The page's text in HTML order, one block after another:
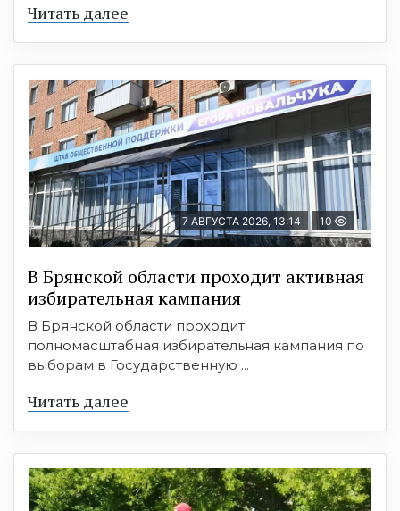
Читать далее
7 АВГУСТА 2026, 13:14 10
В Брянской области проходит активная
избирательная кампания
В Брянской области проходит
полномасштабная избирательная кампания по
выборам в Государственную ...
Читать далее